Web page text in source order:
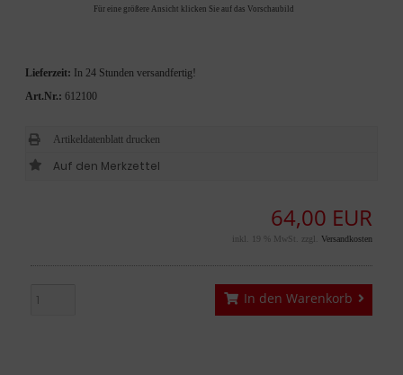
Für eine größere Ansicht klicken Sie auf das Vorschaubild
64,00 EUR
inkl. 19 % MwSt. zzgl. Versandkosten
In den Warenkorb
Lieferzeit:
In 24 Stunden versandfertig!
Art.Nr.: 612100
Artikeldatenblatt drucken